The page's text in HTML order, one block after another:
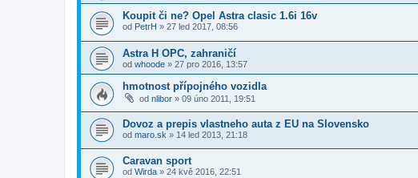
Koupit či ne? Opel Astra clasic 1.6i 16v
od PetrH » 27 led 2017, 08:56
Astra H OPC, zahraničí
od whoode » 27 pro 2016, 13:57
hmotnost přípojného vozidla
od nlibor » 09 úno 2011, 19:51
Dovoz a prepis vlastneho auta z EU na Slovensko
od maro.sk » 14 led 2013, 21:18
Caravan sport
od Wirda » 24 kvě 2016, 22:51